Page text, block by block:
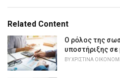
e
o
r
i
e
Related Content
Ο ρόλος της
υποστήριξης σε
BYΧΡΙΣΤΊΝΑ